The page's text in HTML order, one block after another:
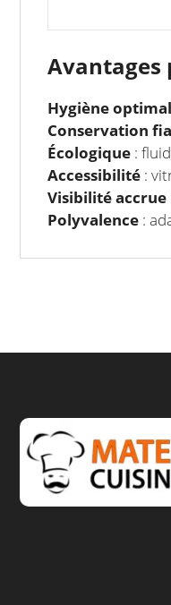
Hygiène
Conservation
Écologique :
Accessibilité :
Visibilité accrue
Polyvalence :